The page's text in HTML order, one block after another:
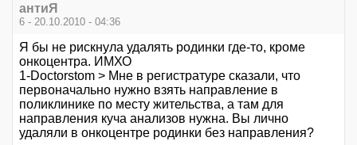
антиЯ
6 - 20.10.2010 - 04:36
Я бы не рискнула удалять родинки где-то, кроме
онкоцентра. ИМХО
1-Doctorstom > Мне в регистратуре сказали, что
первоначально нужно взять направление в
поликлинике по месту жительства, а там для
направления куча анализов нужна. Вы лично
удаляли в онкоцентре родинки без направления?